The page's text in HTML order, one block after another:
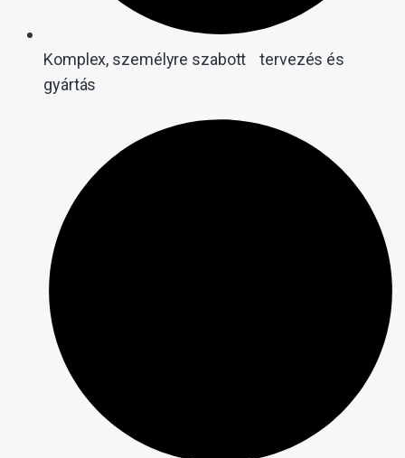
Komplex, személyre szabott tervezés és
gyártás